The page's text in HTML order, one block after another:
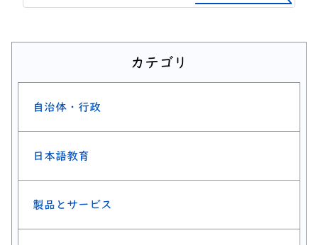
カテゴリ
自治体・行政
日本語教育
製品とサービス